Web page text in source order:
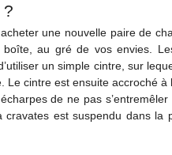
?
une nouvelle paire de
au gré de vos envies.
un simple cintre, sur
cintre est ensuite accroché
de ne pas
est suspendu dans la